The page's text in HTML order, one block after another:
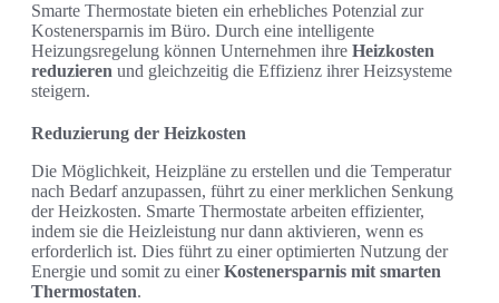
Smarte Thermostate bieten ein erhebliches Potenzial zur
Kostenersparnis im Büro. Durch eine intelligente
Heizungsregelung können Unternehmen ihre Heizkosten
reduzieren und gleichzeitig die Effizienz ihrer Heizsysteme
steigern.
Reduzierung der Heizkosten
Die Möglichkeit, Heizpläne zu erstellen und die Temperatur
nach Bedarf anzupassen, führt zu einer merklichen Senkung
der Heizkosten. Smarte Thermostate arbeiten effizienter,
indem sie die Heizleistung nur dann aktivieren, wenn es
erforderlich ist. Dies führt zu einer optimierten Nutzung der
Energie und somit zu einerKostenersparnis mit smarten
Thermostaten.